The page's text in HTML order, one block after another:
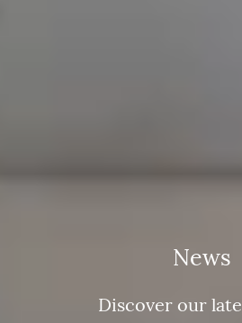
News
Discover our